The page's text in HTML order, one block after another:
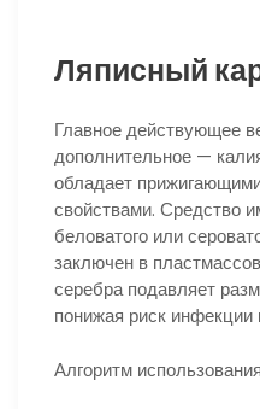
Ляписный
Главное действующее
дополнительное —
обладает
свойствами. Средство
беловатого или
заключен в
серебра подавляет
понижая риск инфекции
Алгоритм